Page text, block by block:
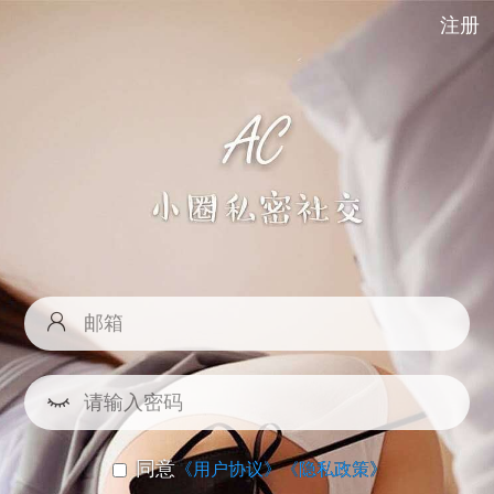
注册
同意《用户协议》《隐私政策》